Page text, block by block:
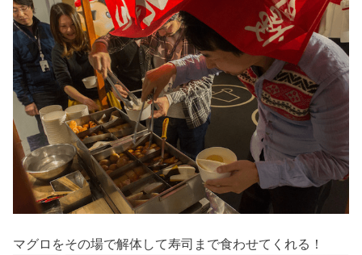
マグロをその場で解体して寿司まで食わせてくれる！